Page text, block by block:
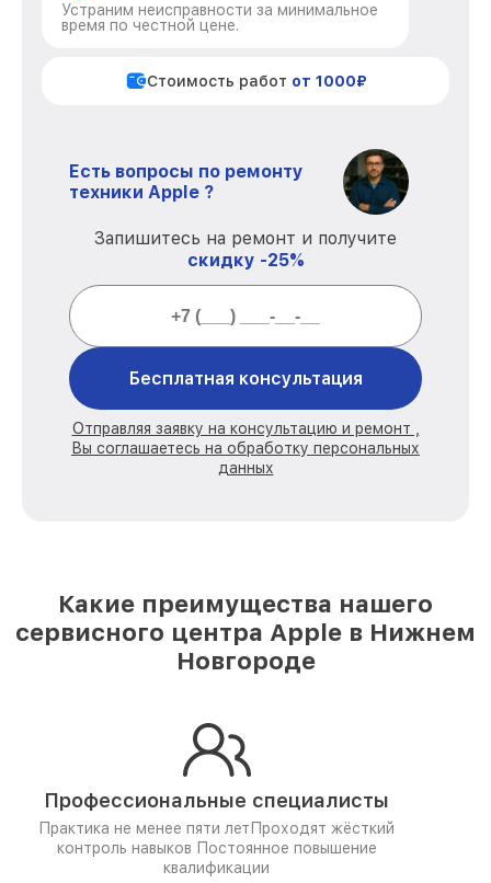
Устраним неисправности за минимальное
время по честной цене.
Стоимость работ от 1000₽
Есть вопросы по ремонту
техники Apple ?
Запишитесь на ремонт и получите
скидку -25%
Бесплатная консультация
Отправляя заявку на консультацию и ремонт ,
Вы соглашаетесь на обработку персональных
данных
Какие преимущества нашего
сервисного центра Apple в Нижнем
Новгороде
Профессиональные специалисты
Практика не менее пяти лет Проходят жёсткий
контроль навыков Постоянное повышение
квалификации